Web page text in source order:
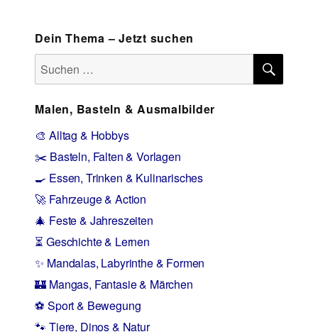
Dein Thema – Jetzt suchen
Suchen
nach:
Malen, Basteln & Ausmalbilder
🎨 Alltag & Hobbys
✂️ Basteln, Falten & Vorlagen
🍳 Essen, Trinken & Kulinarisches
🚀 Fahrzeuge & Action
🎄 Feste & Jahreszeiten
⏳ Geschichte & Lernen
✨ Mandalas, Labyrinthe & Formen
🏰 Mangas, Fantasie & Märchen
⚽ Sport & Bewegung
🐾 Tiere, Dinos & Natur